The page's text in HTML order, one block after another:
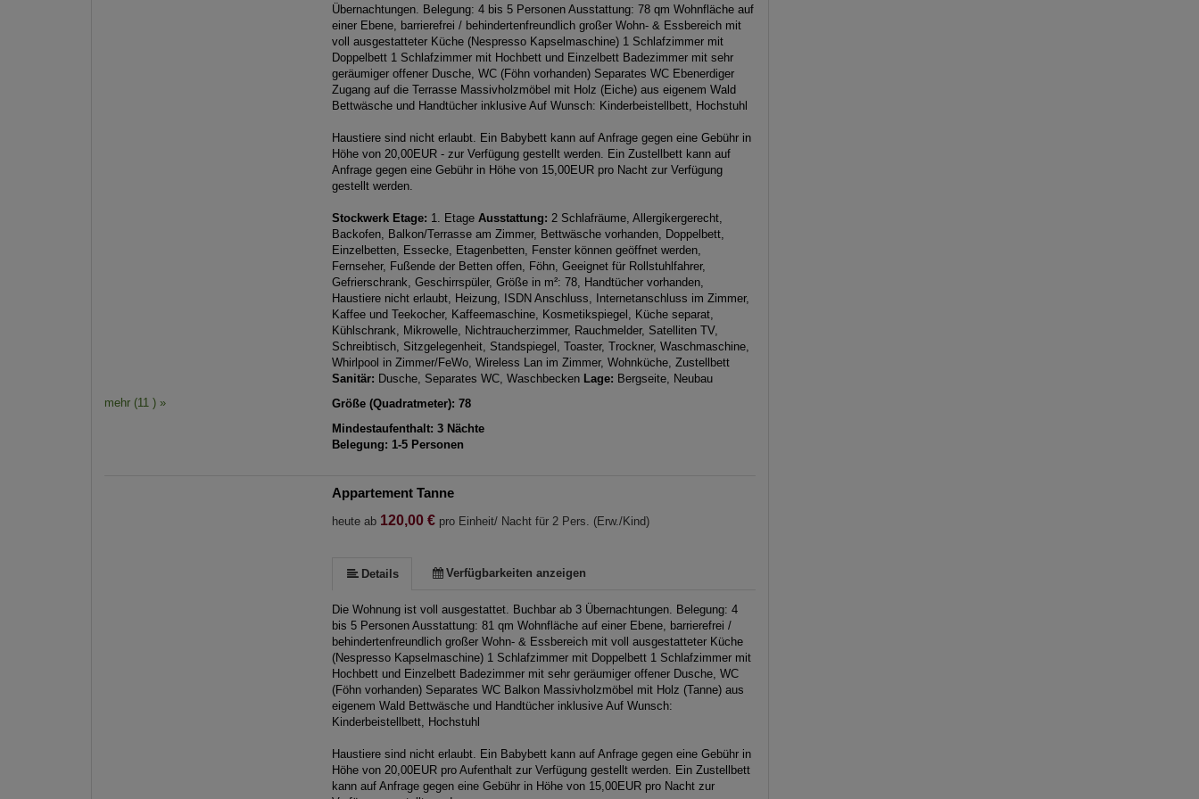
mehr (11 ) »
Übernachtungen. Belegung: 4 bis 5 Personen Ausstattung: 78 qm Wohnfläche auf
einer Ebene, barrierefrei / behindertenfreundlich großer Wohn- & Essbereich mit
voll ausgestatteter Küche (Nespresso Kapselmaschine) 1 Schlafzimmer mit
Doppelbett 1 Schlafzimmer mit Hochbett und Einzelbett Badezimmer mit sehr
geräumiger offener Dusche, WC (Föhn vorhanden) Separates WC Ebenerdiger
Zugang auf die Terrasse Massivholzmöbel mit Holz (Eiche) aus eigenem Wald
Bettwäsche und Handtücher inklusive Auf Wunsch: Kinderbeistellbett, Hochstuhl
Haustiere sind nicht erlaubt. Ein Babybett kann auf Anfrage gegen eine Gebühr in
Höhe von 20,00EUR - zur Verfügung gestellt werden. Ein Zustellbett kann auf
Anfrage gegen eine Gebühr in Höhe von 15,00EUR pro Nacht zur Verfügung
gestellt werden.
Stockwerk Etage: 1. EtageAusstattung: 2 Schlafräume, Allergikergerecht,
Backofen, Balkon/Terrasse am Zimmer, Bettwäsche vorhanden, Doppelbett,
Einzelbetten, Essecke, Etagenbetten, Fenster können geöffnet werden,
Fernseher, Fußende der Betten offen, Föhn, Geeignet für Rollstuhlfahrer,
Gefrierschrank, Geschirrspüler, Größe in m²: 78, Handtücher vorhanden,
Haustiere nicht erlaubt, Heizung, ISDN Anschluss, Internetanschluss im Zimmer,
Kaffee und Teekocher, Kaffeemaschine, Kosmetikspiegel, Küche separat,
Kühlschrank, Mikrowelle, Nichtraucherzimmer, Rauchmelder, Satelliten TV,
Schreibtisch, Sitzgelegenheit, Standspiegel, Toaster, Trockner, Waschmaschine,
Whirlpool in Zimmer/FeWo, Wireless Lan im Zimmer, Wohnküche, Zustellbett
Sanitär: Dusche, Separates WC, WaschbeckenLage: Bergseite, Neubau
Größe (Quadratmeter): 78
Mindestaufenthalt: 3 Nächte
Belegung: 1-5 Personen
Appartement Tanne
heute ab 120,00 € pro Einheit/ Nacht für 2 Pers. (Erw./Kind)
Details Verfügbarkeiten anzeigen
Die Wohnung ist voll ausgestattet. Buchbar ab 3 Übernachtungen. Belegung: 4
bis 5 Personen Ausstattung: 81 qm Wohnfläche auf einer Ebene, barrierefrei /
behindertenfreundlich großer Wohn- & Essbereich mit voll ausgestatteter Küche
(Nespresso Kapselmaschine) 1 Schlafzimmer mit Doppelbett 1 Schlafzimmer mit
Hochbett und Einzelbett Badezimmer mit sehr geräumiger offener Dusche, WC
(Föhn vorhanden) Separates WC Balkon Massivholzmöbel mit Holz (Tanne) aus
eigenem Wald Bettwäsche und Handtücher inklusive Auf Wunsch:
Kinderbeistellbett, Hochstuhl
Haustiere sind nicht erlaubt. Ein Babybett kann auf Anfrage gegen eine Gebühr in
Höhe von 20,00EUR pro Aufenthalt zur Verfügung gestellt werden. Ein Zustellbett
kann auf Anfrage gegen eine Gebühr in Höhe von 15,00EUR pro Nacht zur